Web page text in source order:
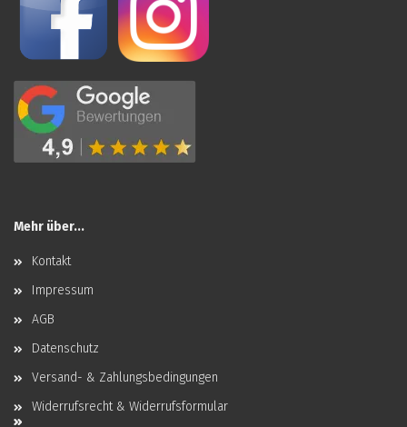
Mehr über...
Kontakt
Impressum
AGB
Datenschutz
Versand- & Zahlungsbedingungen
Widerrufsrecht & Widerrufsformular